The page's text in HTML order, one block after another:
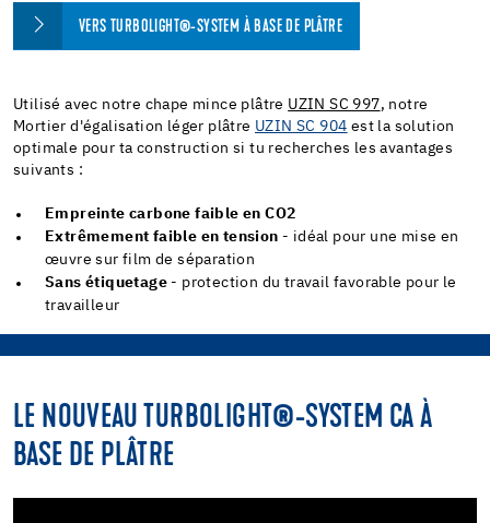
VERS TURBOLIGHT®-SYSTEM À BASE DE PLÂTRE
Utilisé avec notre chape mince plâtre UZIN SC 997, notre
Mortier d'égalisation léger plâtre UZIN SC 904 est la solution
optimale pour ta construction si tu recherches les avantages
suivants :
Empreinte carbone faible en CO2
Extrêmement faible en tension - idéal pour une mise en
œuvre sur film de séparation
Sans étiquetage - protection du travail favorable pour le
travailleur
LE NOUVEAU TURBOLIGHT®-SYSTEM CA À
BASE DE PLÂTRE